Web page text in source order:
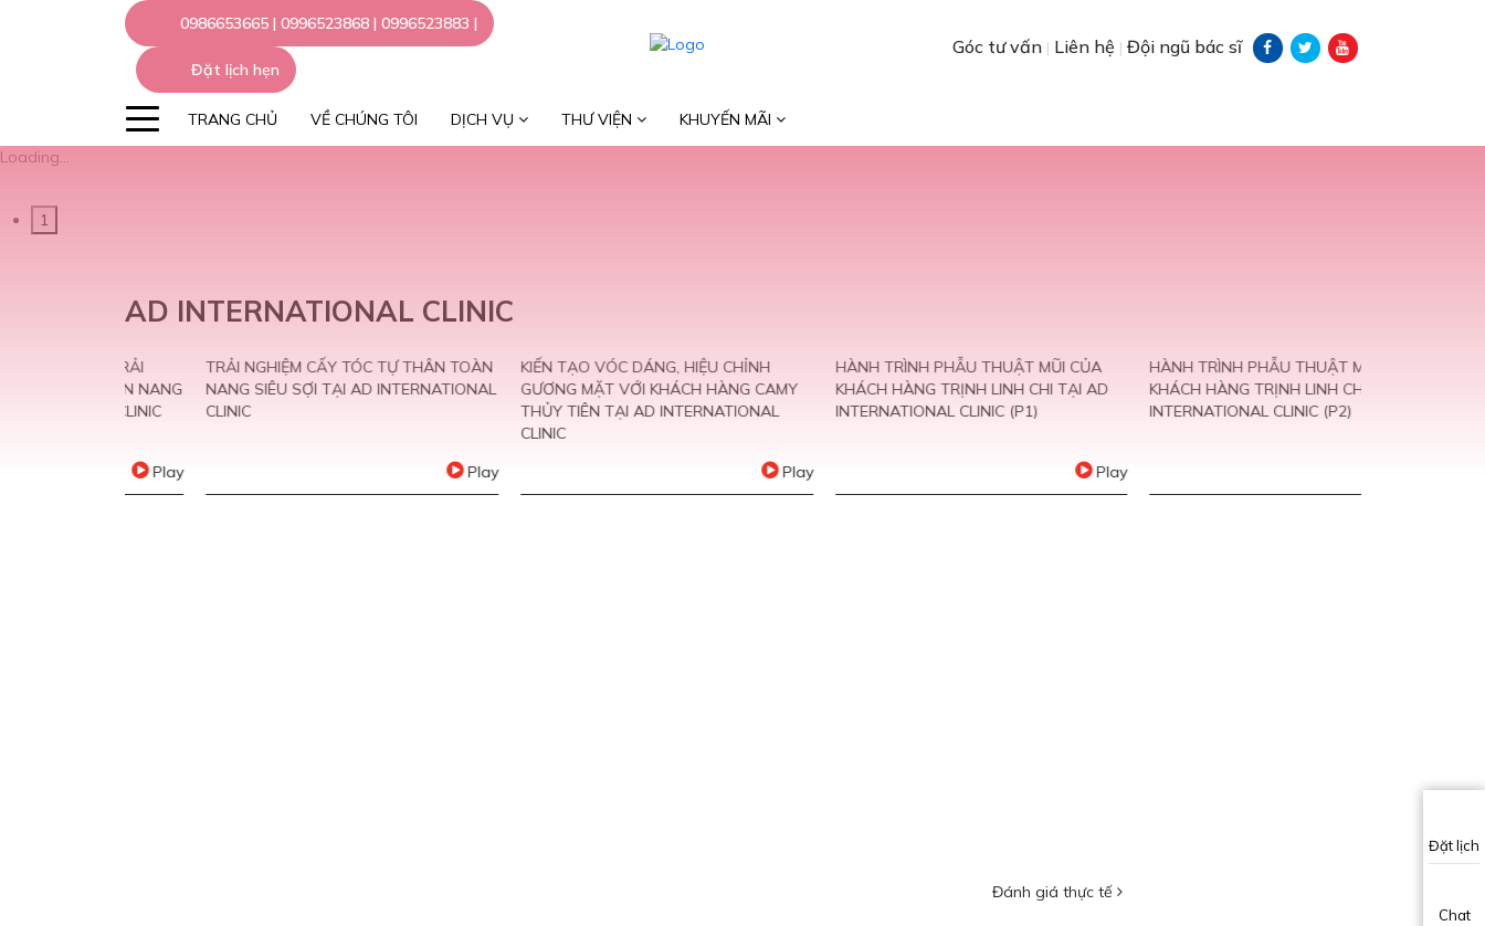
0986653665 | 0996523868 | 0996523883 |
Đặt lịch hẹn
Góc tư vấn | Liên hệ | Đội ngũ bác sĩ
TRANG CHỦ VỀ CHÚNG TÔI DỊCH VỤ THƯ VIỆN
KHUYẾN MÃI
Loading...
1
AD INTERNATIONAL CLINIC
TRẢI NGHIỆM CẤY TÓC TỰ THÂN TOÀN
NANG SIÊU SỢI TẠI AD INTERNATIONAL
CLINIC
KIẾN TẠO VÓC DÁNG, HIỆU CHỈNH
GƯƠNG MẶT VỚI KHÁCH HÀNG CAMY
THỦY TIÊN TẠI AD INTERNATIONAL
HÀNH TRÌNH PHẪU THUẬT MŨI CỦA
KHÁCH HÀNG TRỊNH LINH CHI TẠI AD
INTERNATIONAL CLINIC (P1)
HÀNH TRÌNH PHẪU THUẬT MŨI CỦA
KHÁCH HÀNG TRỊNH LINH CHI TẠI AD
INTERNATIONAL CLINIC (P2)
Đánh giá thực tế
Đặt lịch
Chat